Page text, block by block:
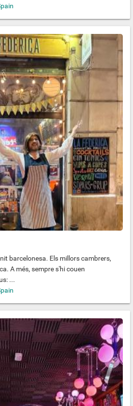
barcelonesa. Els millors cambrers,
A més, sempre s'hi couen
...